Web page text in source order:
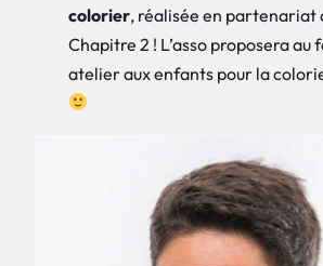
colorier, réalisée en partenariat
Chapitre 2 ! L’asso proposera au
atelier aux enfants pour la